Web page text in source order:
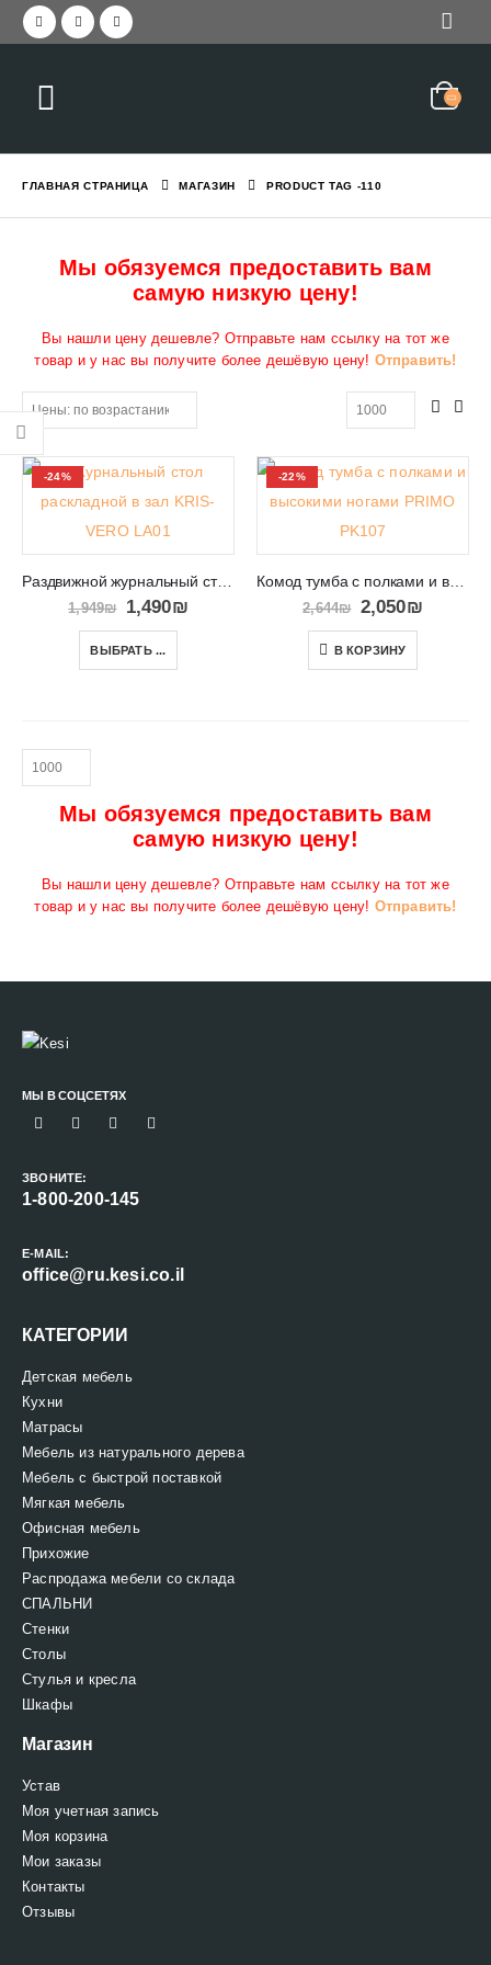
ГЛАВНАЯ СТРАНИЦА МАГАЗИН PRODUCT TAG -110
Мы обязуемся предоставить вам
самую низкую цену!
Вы нашли цену дешевле? Отправьте нам ссылку на тот же
товар и у нас вы получите более дешёвую цену! Отправить!
-24%
Раздвижной журнальный столик в салон KRIS-VERO LA01
1,949₪ 1,490₪
ВЫБРАТЬ ...
-22%
Комод тумба с полками и высокими ногами PRIMO PK107
2,644₪ 2,050₪
В КОРЗИНУ
Мы обязуемся предоставить вам
самую низкую цену!
Вы нашли цену дешевле? Отправьте нам ссылку на тот же
товар и у нас вы получите более дешёвую цену! Отправить!
МЫ В СОЦСЕТЯХ
ЗВОНИТЕ:
1-800-200-145
E-MAIL:
office@ru.kesi.co.il
КАТЕГОРИИ
Детская мебель
Кухни
Матрасы
Мебель из натурального дерева
Мебель с быстрой поставкой
Мягкая мебель
Офисная мебель
Прихожие
Распродажа мебели со склада
СПАЛЬНИ
Стенки
Столы
Стулья и кресла
Шкафы
Магазин
Устав
Моя учетная запись
Моя корзина
Мои заказы
Контакты
Отзывы